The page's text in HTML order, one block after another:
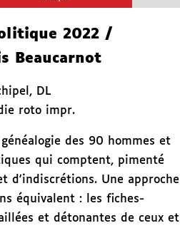
2022/
Beaucarnot
, DL
roto impr.
généalogie des 90 hommes et
qui comptent, pimenté
d'indiscrétions. Une approche
équivalent : les fiches-
et détonantes de ceux et